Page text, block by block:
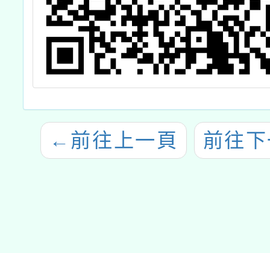
← 前往上一頁 前往